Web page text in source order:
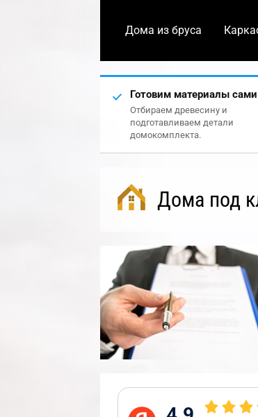
Дома из бруса
Готовим материалы сами
Отбираем древесину и
подготавливаем детали
домокомплекта.
Дома под